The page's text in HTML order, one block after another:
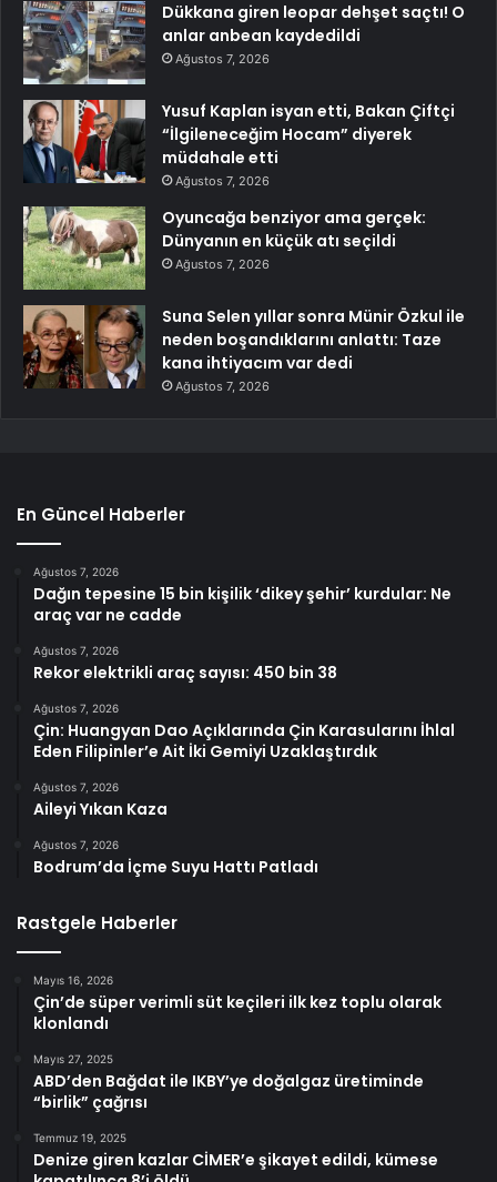
Dükkana giren leopar dehşet saçtı! O
anlar anbean kaydedildi
Ağustos 7, 2026
Yusuf Kaplan isyan etti, Bakan Çiftçi
“İlgileneceğim Hocam” diyerek
müdahale etti
Ağustos 7, 2026
Oyuncağa benziyor ama gerçek:
Dünyanın en küçük atı seçildi
Ağustos 7, 2026
Suna Selen yıllar sonra Münir Özkul ile
neden boşandıklarını anlattı: Taze
kana ihtiyacım var dedi
Ağustos 7, 2026
En Güncel Haberler
Ağustos 7, 2026
Dağın tepesine 15 bin kişilik ‘dikey şehir’ kurdular: Ne
araç var ne cadde
Ağustos 7, 2026
Rekor elektrikli araç sayısı: 450 bin 38
Ağustos 7, 2026
Çin: Huangyan Dao Açıklarında Çin Karasularını İhlal
Eden Filipinler’e Ait İki Gemiyi Uzaklaştırdık
Ağustos 7, 2026
Aileyi Yıkan Kaza
Ağustos 7, 2026
Bodrum’da İçme Suyu Hattı Patladı
Rastgele Haberler
Mayıs 16, 2026
Çin’de süper verimli süt keçileri ilk kez toplu olarak
klonlandı
Mayıs 27, 2025
ABD’den Bağdat ile IKBY’ye doğalgaz üretiminde
“birlik” çağrısı
Temmuz 19, 2025
Denize giren kazlar CİMER’e şikayet edildi, kümese